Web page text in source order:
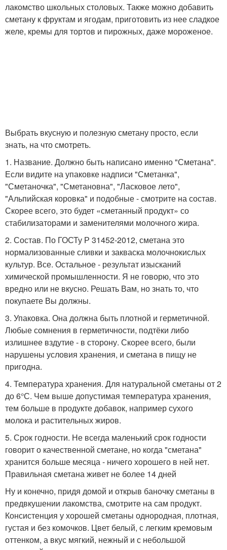
лакомство школьных столовых. Также можно добавить
сметану к фруктам и ягодам, приготовить из нее сладкое
желе, кремы для тортов и пирожных, даже мороженое.
Выбрать вкусную и полезную сметану просто, если
знать, на что смотреть.
1. Название. Должно быть написано именно "Сметана".
Если видите на упаковке надписи "Сметанка",
"Сметаночка", "Сметановна", "Ласковое лето",
"Альпийская коровка" и подобные - смотрите на состав.
Скорее всего, это будет «сметанный продукт» со
стабилизаторами и заменителями молочного жира.
2. Состав. По ГОСТу Р 31452-2012, сметана это
нормализованные сливки и закваска молочнокислых
культур. Все. Остальное - результат изысканий
химической промышленности. Я не говорю, что это
вредно или не вкусно. Решать Вам, но знать то, что
покупаете Вы должны.
3. Упаковка. Она должна быть плотной и герметичной.
Любые сомнения в герметичности, подтёки либо
излишнее вздутие - в сторону. Скорее всего, были
нарушены условия хранения, и сметана в пищу не
пригодна.
4. Температура хранения. Для натуральной сметаны от 2
до 6°С. Чем выше допустимая температура хранения,
тем больше в продукте добавок, например сухого
молока и растительных жиров.
5. Срок годности. Не всегда маленький срок годности
говорит о качественной сметане, но когда "сметана"
хранится больше месяца - ничего хорошего в ней нет.
Правильная сметана живет не более 14 дней
Ну и конечно, придя домой и открыв баночку сметаны в
предвкушении лакомства, смотрите на сам продукт.
Консистенция у хорошей сметаны однородная, плотная,
густая и без комочков. Цвет белый, с легким кремовым
оттенком, а вкус мягкий, нежный и с небольшой